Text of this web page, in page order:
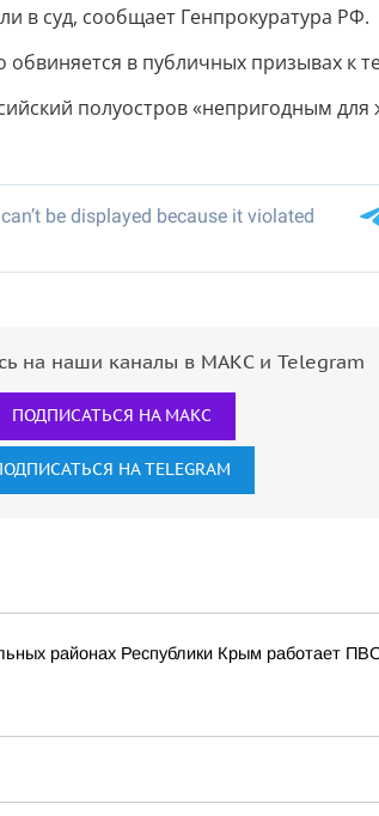
в суд, сообщает Генпрокуратура РФ.
в публичных призывах к
полуостров «непригодным для
на наши каналы в МАКС и Telegram
ПОДПИСАТЬСЯ НА МАКС
НА TELEGRAM
районах Республики Крым работает